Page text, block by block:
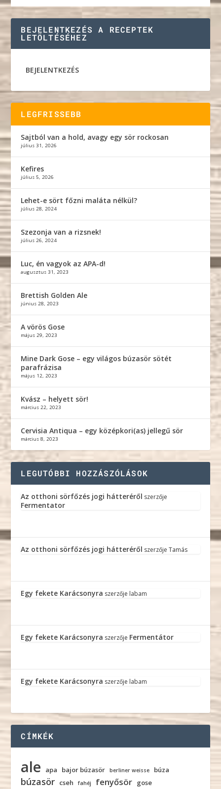
BEJELENTKEZÉS A RECEPTEK
LETÖLTÉSÉHEZ
BEJELENTKEZÉS
LEGFRISSEBB
Sajtból van a hold, avagy egy sör rockosan
július 31, 2026
Kefires
július 5, 2026
Lehet-e sört főzni maláta nélkül?
július 28, 2024
Szezonja van a rizsnek!
július 26, 2024
Luc, én vagyok az APA-d!
augusztus 31, 2023
Brettish Golden Ale
június 28, 2023
A vörös Gose
május 29, 2023
Mine Dark Gose – egy világos búzasör sötét
parafrázisa
május 12, 2023
Kvász – helyett sör!
március 22, 2023
Cervisia Antiqua – egy középkori(as) jellegű sör
március 8, 2023
LEGUTÓBBI HOZZÁSZÓLÁSOK
Az otthoni sörfőzés jogi hátteréről szerzője
Fermentator
Az otthoni sörfőzés jogi hátteréről szerzőjeTamás
Egy fekete Karácsonyra szerzője labam
Egy fekete Karácsonyra szerzője Fermentátor
Egy fekete Karácsonyra szerzője labam
CÍMKÉK
ale apa bajor búzasör berliner weisse búza
búzasör cseh fahéj fenyősör gose